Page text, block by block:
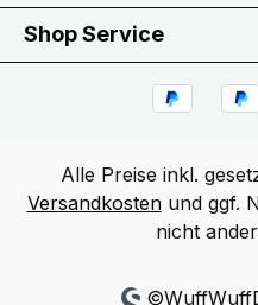
Shop Service
Alle Preise inkl.
Versandkostenund ggf.
nicht